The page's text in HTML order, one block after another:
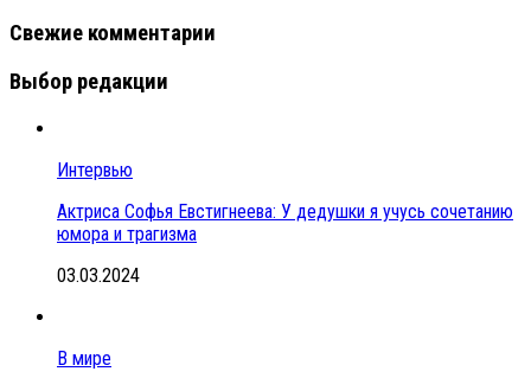
Свежие комментарии
Выбор редакции
Интервью
Актриса Софья Евстигнеева: У дедушки я учусь сочетанию
юмора и трагизма
03.03.2024
В мире